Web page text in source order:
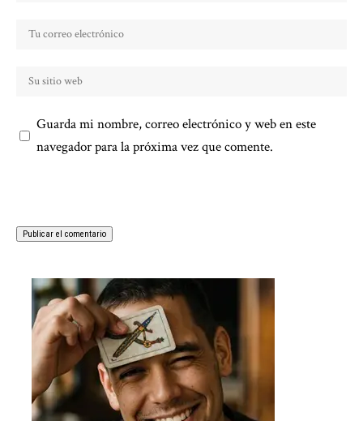
Guarda mi nombre, correo electrónico y web en este
navegador para la próxima vez que comente.